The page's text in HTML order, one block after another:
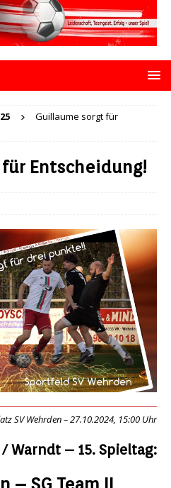
Guillaume sorgt für
Entscheidung!
SV Wehrden – 27.10.2024, 15:00 Uhr
Warndt – 15. Spieltag:
– SG Team II